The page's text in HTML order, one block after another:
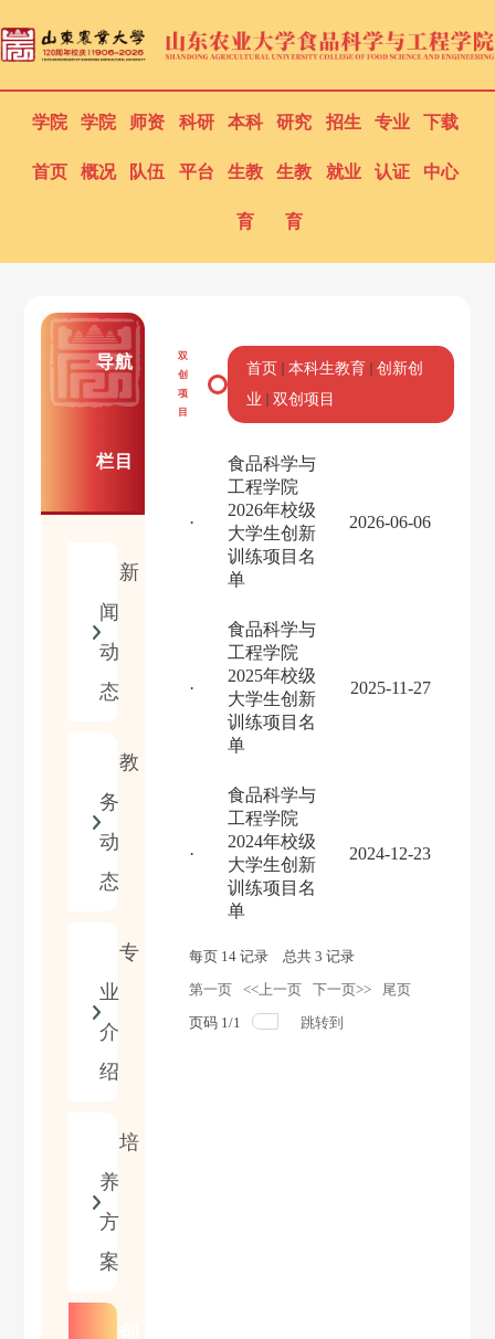
学院
首页
学院
概况
师资
队伍
科研
平台
本科
生教
育
研究
生教
育
招生
就业
专业
认证
下载
中心
导航
栏目
新
闻
动
态
教
务
动
态
专
业
介
绍
培
养
方
案
双
创
项
目
首页 本科生教育
创新创
业
双创项目
·
食品科学与
工程学院
2026年校级
大学生创新
训练项目名
单
2026-06-06
·
食品科学与
工程学院
2025年校级
大学生创新
训练项目名
单
2025-11-27
·
食品科学与
工程学院
2024年校级
大学生创新
训练项目名
单
2024-12-23
每页 14记录 总共 3 记录
第一页
<<上一页 下一页>>
尾页
页码 1/1 跳转到